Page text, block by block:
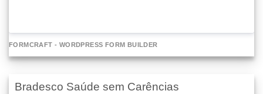
FORMCRAFT - WORDPRESS FORM BUILDER
Bradesco Saúde sem Carências